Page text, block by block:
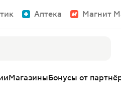
Аптека Магнит
МагазиныБонусы от